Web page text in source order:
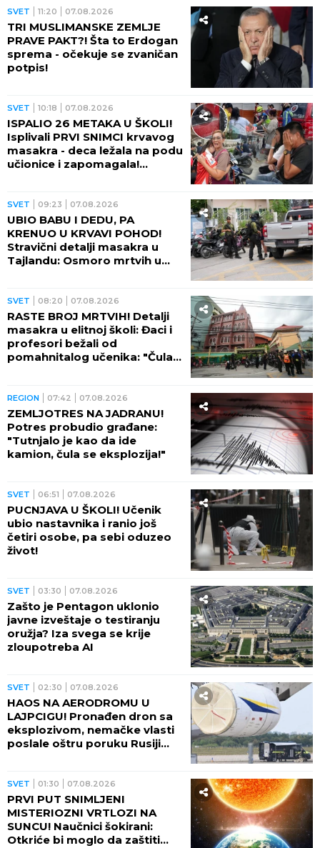
SVET 11:20 07.08.2026
TRI MUSLIMANSKE ZEMLJE
PRAVE PAKT?! Šta to Erdogan
sprema - očekuje se zvaničan
potpis!
SVET 10:18 07.08.2026
ISPALIO 26 METAKA U ŠKOLI!
Isplivali PRVI SNIMCI krvavog
masakra - deca ležala na podu
učionice i zapomagala!
SVET 09:23 07.08.2026
UBIO BABU I DEDU, PA
KRENUO U KRVAVI POHOD!
Stravični detalji masakra u
Tajlandu: Osmoro mrtvih u
SVET 08:20 07.08.2026
RASTE BROJ MRTVIH! Detalji
masakra u elitnoj školi: Đaci i
profesori bežali od
pomahnitalog učenika: "Čula
REGION 07:42 07.08.2026
ZEMLJOTRES NA JADRANU!
Potres probudio građane:
"Tutnjalo je kao da ide
kamion, čula se eksplozija!"
SVET 06:51 07.08.2026
PUCNJAVA U ŠKOLI! Učenik
ubio nastavnika i ranio još
četiri osobe, pa sebi oduzeo
život!
SVET 03:30 07.08.2026
Zašto je Pentagon uklonio
javne izveštaje o testiranju
oružja? Iza svega se krije
zloupotreba AI
SVET 02:30 07.08.2026
HAOS NA AERODROMU U
LAJPCIGU! Pronađen dron sa
eksplozivom, nemačke vlasti
poslale oštru poruku Rusiji
SVET 01:30 07.08.2026
PRVI PUT SNIMLJENI
MISTERIOZNI VRTLOZI NA
SUNCU! Naučnici šokirani:
Otkriće bi moglo da zaštiti